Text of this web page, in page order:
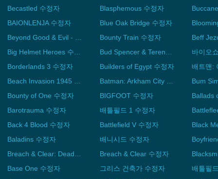
Becastled 수정자
Blasphemous 수정자
BAIONLENJA 수정자
Blue Oak Bridge 수정자
Beyond Good & Evil - 20th Anniversary Edition 수정자
Bounty Train 수정자
Big Helmet Heroes 수정자
Bud Spencer & Terence Hill - Slaps And Beans 2 수정자
Borderlands 3 수정자
Builders of Egypt 수정자
Beach Invasion 1945 - Pacific 수정자
Batman: Arkham City - Game of the Year Edition 수정자
Bum
Bounty of One 수정자
BIGFOOT 수정자
Barotrauma 수정자
배틀필드 1 수정자
Back 4 Blood 수정자
Battlefield V 수정자
Black
Baladins 수정자
배니시드 수정자
Breach & Clear: Deadline 수정자
Breach & Clear 수정자
Base One 수정자
그리스 건축가 수정자
배틀필